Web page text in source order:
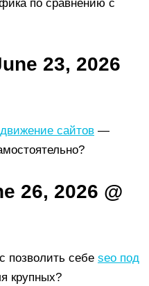
по сравнению с
23, 2026
сайтов —
26, 2026 @
позволить себе seo под
крупных?